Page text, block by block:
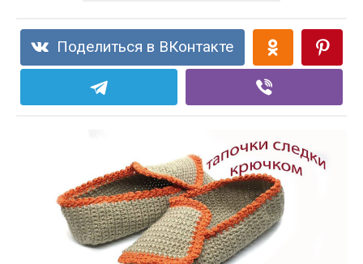
Поделиться в ВКонтакте